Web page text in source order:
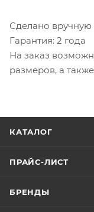
Сделано вручную
Гарантия: 2 года
На заказ
размеров, а
КАТАЛОГ
ПРАЙС-ЛИСТ
БРЕНДЫ